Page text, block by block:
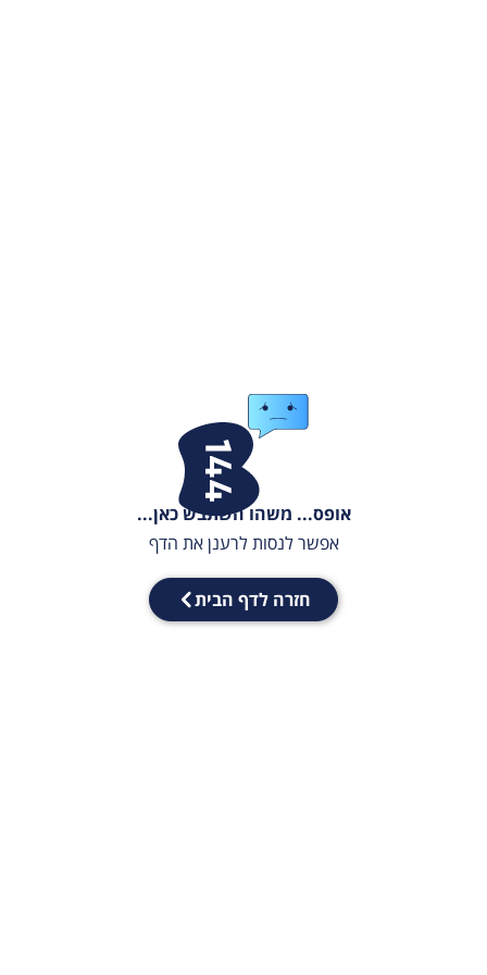
אופס... משהו השתבש כאן...
אפשר לנסות לרענן את הדף
חזרה לדף הבית